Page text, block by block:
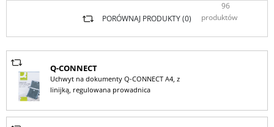
96
produktów
PORÓWNAJ PRODUKTY (0)
Q-CONNECT
Uchwyt na dokumenty Q-CONNECT A4, z
linijką, regulowana prowadnica